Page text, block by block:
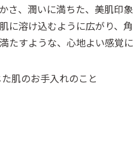
さ、潤いに満ちた、美肌印
に溶け込むように広がり、
たすような、心地よい感覚に
肌のお手入れのこと